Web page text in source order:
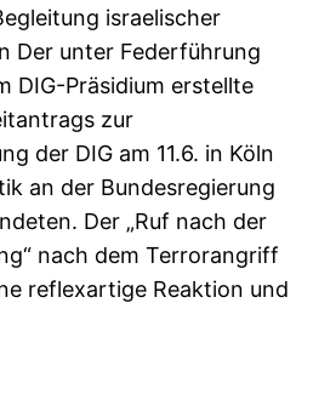
israelischer
Der unter Federführung
DIG-Präsidium erstellte
zur
der DIG am 11.6. in Köln
an der Bundesregierung
Der „Ruf nach der
nach dem Terrorangriff
reflexartige Reaktion und